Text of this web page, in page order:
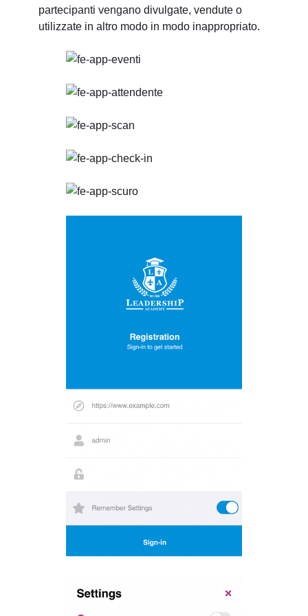
partecipanti vengano divulgate, vendute o
utilizzate in altro modo in modo inappropriato.